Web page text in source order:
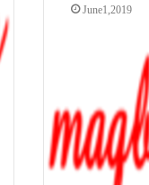
June 1, 2019